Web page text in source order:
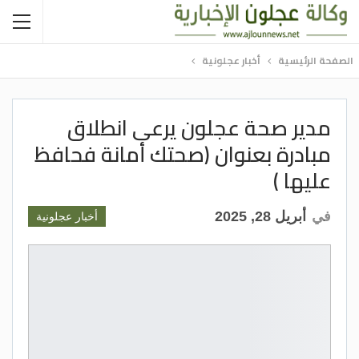
الصفحة الرئيسية أخبار عجلونية
مدير صحة عجلون يرعى انطلاق
مبادرة بعنوان (صحتك أمانة فحافظ
عليها )
أخبار عجلونية في أبريل 28, 2025